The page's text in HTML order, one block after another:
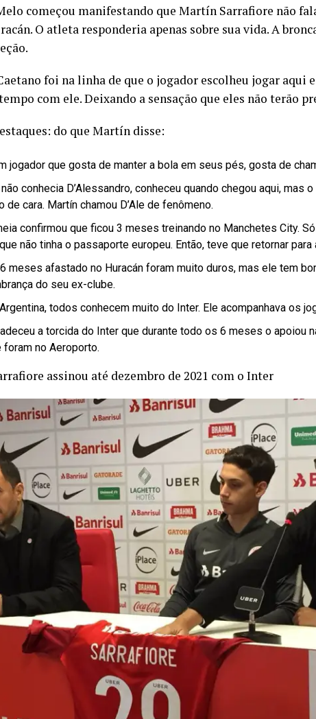
começou manifestando que Martín Sarrafiore não
O atleta responderia apenas sobre sua vida. A
foi na linha de que o jogador escolheu jogar aqui
com ele. Deixando a sensação que eles não terão
do que Martín disse:
jogador que gosta de manter a bola em seus pés, gosta de
conhecia D’Alessandro, conheceu quando chegou aqui, mas
de cara. Martín chamou D’Ale de fenômeno.
confirmou que ficou 3 meses treinando no Manchetes City.
não tinha o passaporte europeu. Então, teve que retornar para
meses afastado no Huracán foram muito duros, mas ele tem
do seu ex-clube.
todos conhecem muito do Inter. Ele acompanhava os
a torcida do Inter que durante todo os 6 meses o apoiou
foram no Aeroporto.
assinou até dezembro de 2021 com o Inter